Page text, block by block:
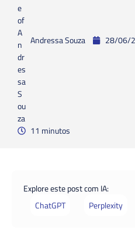
Andressa Souza 28/06/
11 minutos
Explore este post com IA:
ChatGPT
Perplexity